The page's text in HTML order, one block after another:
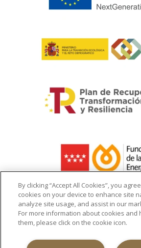
La ayuda
infraestructura del
By clicking “Accept All Cookies”, you
cookies on your device to enhance site
analyze site usage, and assist in our
For more information about cookies and
them, please click on the cookie icon.